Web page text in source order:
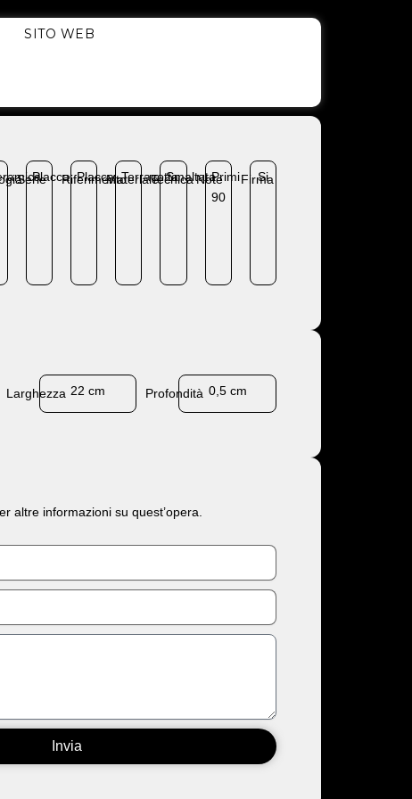
SITO WEB
SeriePlaccaRiferimento
PlaccaMateriale
Terracotta
Tecnica
Smaltata
NotePrimi
90
Firma
Si
Larghezza 22 cm Profondità 0,5 cm
altre informazioni su quest’opera.
Invia